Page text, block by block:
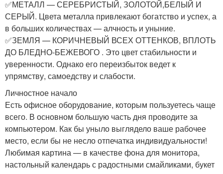
✅МЕТАЛЛ — СЕРЕБРИСТЫЙ, ЗОЛОТОЙ,БЕЛЫЙ И
СЕРЫЙ. Цвета металла привлекают богатство и успех, а
в больших количествах — алчность и уныние.
✅ЗЕМЛЯ — КОРИЧНЕВЫЙ ВСЕХ ОТТЕНКОВ, ВПЛОТЬ
ДО БЛЕДНО-БЕЖЕВОГО . Это цвет стабильности и
уверенности. Однако его переизбыток ведет к
упрямству, самоедству и слабости.
Личностное начало
Есть офисное оборудование, которым пользуетесь чаще
всего. В основном большую часть дня проводите за
компьютером. Как бы уныло выглядело ваше рабочее
место, если бы не несло отпечатка индивидуальности!
Любимая картина — в качестве фона для монитора,
настольный календарь с радостными смайликами, букет